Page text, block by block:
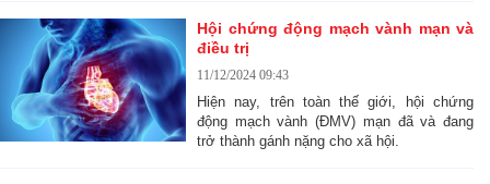
Hội chứng động mạch vành mạn và
điều trị
11/12/2024 09:43
Hiện nay, trên toàn thế giới, hội chứng
động mạch vành (ĐMV) mạn đã và đang
trở thành gánh nặng cho xã hội.